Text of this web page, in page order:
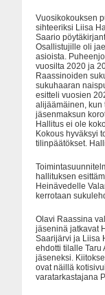
Vuosikokouksen
sihteeriksi Liisa
Saario
Osallistujille oli
asioista.
vuosilta 2020 ja
Raassinoiden
sukuhaaran
esitteli vuosien
alijäämäinen, kun
jäsenmaksun
Hallitus ei ole
Kokous hyväksyi
tilinpäätökset.
hallituksen
Heinävedelle
kerrotaan
Olavi Raassina
jäseninä jatkavat
Saarijärvi ja Liisa
ehdotti tilalle Taru
jäseneksi.
ovat näillä
varatarkastajana